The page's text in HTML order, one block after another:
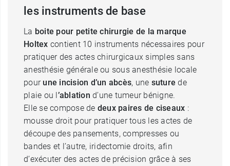
les instruments de base
La boite pour petite chirurgie de la marque
Holtex contient 10 instruments nécessaires pour
pratiquer des actes chirurgicaux simples sans
anesthésie générale ou sous anesthésie locale
pour une incision d’un abcès, une suture de
plaie ou l’ablation d’une tumeur bénigne.
Elle se compose de deux paires de ciseaux :
mousse droit pour pratiquer tous les actes de
découpe des pansements, compresses ou
bandes et l’autre, iridectomie droits, afin
d’exécuter des actes de précision grâce à ses